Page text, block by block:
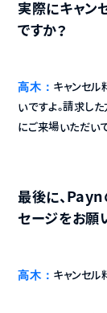
実際にキャン
ですか？
高木： キャンセ
いですよ。請求し
にご来場いただい
最後に、
セージをお願
高木： キャンセル